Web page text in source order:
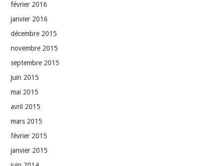
février 2016
janvier 2016
décembre 2015
novembre 2015
septembre 2015
juin 2015
mai 2015
avril 2015
mars 2015
février 2015
janvier 2015